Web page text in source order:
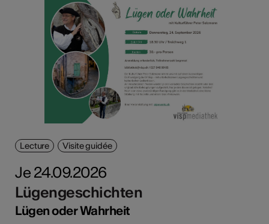
Lecture Visite guidée
Je 24.09.2026
Lügengeschichten
Lügen oder Wahrheit